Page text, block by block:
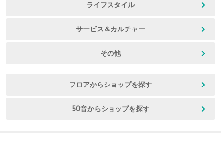
ライフスタイル
サービス＆カルチャー
その他
フロアからショップを探す
50音からショップを探す